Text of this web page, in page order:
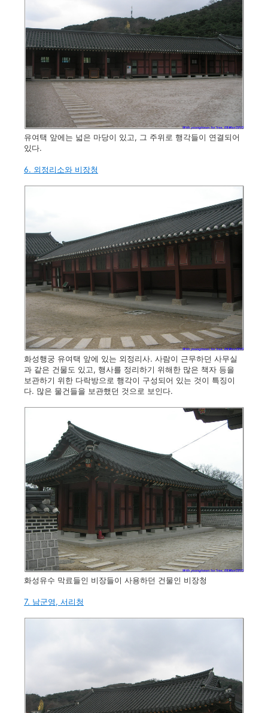
유여택 앞에는 넓은 마당이 있고, 그 주위로 행각들이 연결되어
있다.
6. 외정리소와 비장청
화성행궁 유여택 앞에 있는 외정리사. 사람이 근무하던 사무실
과 같은 건물도 있고, 행사를 정리하기 위해한 많은 책자 등을
보관하기 위한 다락방으로 행각이 구성되어 있는 것이 특징이
다. 많은 물건들을 보관했던 것으로 보인다.
화성유수 막료들인 비장들이 사용하던 건물인 비장청
7. 남군영, 서리청